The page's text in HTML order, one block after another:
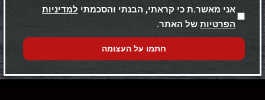
אני מאשר.ת כי קראתי, הבנתי והסכמתי למדיניות
הפרטיות של האתר.
חתמו על העצומה